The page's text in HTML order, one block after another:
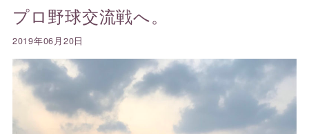
プロ野球交流戦へ。
2019年06月20日